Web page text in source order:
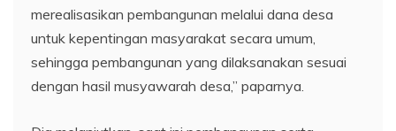
merealisasikan pembangunan melalui dana desa
untuk kepentingan masyarakat secara umum,
sehingga pembangunan yang dilaksanakan sesuai
dengan hasil musyawarah desa,” paparnya.